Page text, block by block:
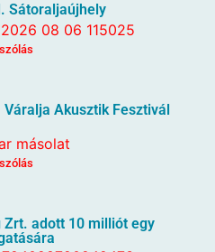
Sátoraljaújhely
Akusztik Fesztivál
Zrt. adott 10 milliót egy